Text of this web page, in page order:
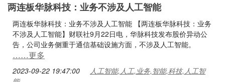
两连板华脉科技：业务不涉及人工智能
两连板华脉科技：业务不涉及人工智能 【两连板华脉科技：业务
不涉及人工智能】财联社9月22日电，华脉科技发布股价异动公
告，公司业务侧重于通信基础设施方面，不涉及人工智能。
……更多
2023-09-22 19:47:00
人工智能,人工,业务,智能,科技,人工智